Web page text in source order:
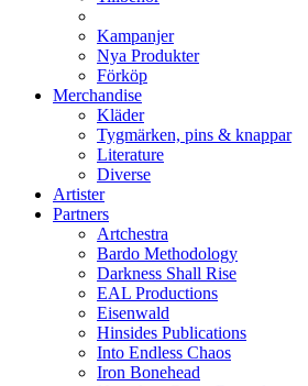
Kampanjer
Nya Produkter
Förköp
Merchandise
Kläder
Tygmärken, pins & knappar
Literature
Diverse
Artister
Partners
Artchestra
Bardo Methodology
Darkness Shall Rise
EAL Productions
Eisenwald
Hinsides Publications
Into Endless Chaos
Iron Bonehead